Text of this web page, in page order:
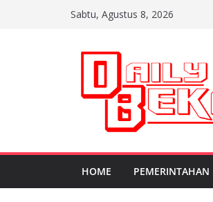
Sabtu, Agustus 8, 2026
HOME PEMERINTAHAN